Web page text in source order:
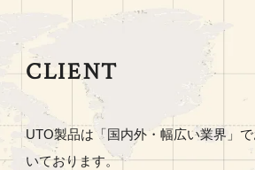
CLIENT
UTO製品は「国内外・幅広い業界」
いております。